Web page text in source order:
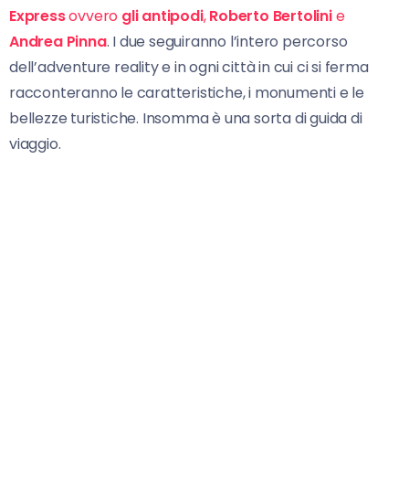
Expressovvero gli antipodi,Roberto Bertolinie
Andrea Pinna. I due seguiranno l’intero percorso
dell’adventure reality e in ogni città in cui ci si ferma
racconteranno le caratteristiche, i monumenti e le
bellezze turistiche. Insomma è una sorta di guida di
viaggio.